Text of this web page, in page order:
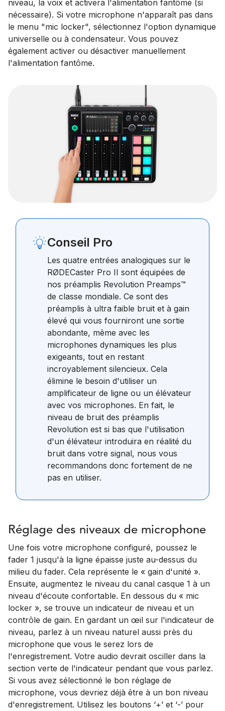
niveau, la voix et activera l'alimentation fantôme (si
nécessaire). Si votre microphone n'apparaît pas dans
le menu "mic locker", sélectionnez l'option dynamique
universelle ou à condensateur. Vous pouvez
également activer ou désactiver manuellement
l'alimentation fantôme.
Conseil Pro
Les quatre entrées analogiques sur le
RØDECaster Pro II sont équipées de
nos préamplis Revolution Preamps™
de classe mondiale. Ce sont des
préamplis à ultra faible bruit et à gain
élevé qui vous fourniront une sortie
abondante, même avec les
microphones dynamiques les plus
exigeants, tout en restant
incroyablement silencieux. Cela
élimine le besoin d'utiliser un
amplificateur de ligne ou un élévateur
avec vos microphones. En fait, le
niveau de bruit des préamplis
Revolution est si bas que l'utilisation
d'un élévateur introduira en réalité du
bruit dans votre signal, nous vous
recommandons donc fortement de ne
pas en utiliser.
Réglage des niveaux de microphone
Une fois votre microphone configuré, poussez le
fader 1 jusqu'à la ligne épaisse juste au-dessus du
milieu du fader. Cela représente le « gain d'unité ».
Ensuite, augmentez le niveau du canal casque 1 à un
niveau d'écoute confortable. En dessous du « mic
locker », se trouve un indicateur de niveau et un
contrôle de gain. En gardant un œil sur l'indicateur de
niveau, parlez à un niveau naturel aussi près du
microphone que vous le serez lors de
l'enregistrement. Votre audio devrait osciller dans la
section verte de l'indicateur pendant que vous parlez.
Si vous avez sélectionné le bon réglage de
microphone, vous devriez déjà être à un bon niveau
d'enregistrement. Utilisez les boutons ‘+’ et ‘-’ pour